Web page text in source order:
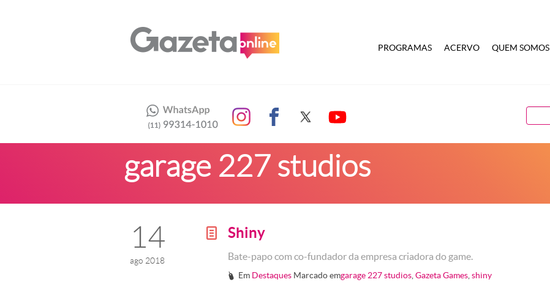
PROGRAMAS ACERVO QUEM SOMOS
garage 227 studios
14
ago 2018
g Shiny
Bate-papo com co-fundador da empresa criadora do game.
# Em Destaques Marcado emgarage 227 studios ,Gazeta Games ,shiny